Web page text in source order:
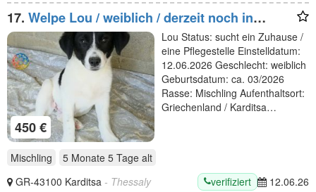
17. Welpe Lou / weiblich / derzeit noch in
Griechenland
450 €
Lou Status: sucht ein Zuhause /
eine Pflegestelle Einstelldatum:
12.06.2026 Geschlecht: weiblich
Geburtsdatum: ca. 03/2026
Rasse: Mischling Aufenthaltsort:
Griechenland / Karditsa…
Mischling 5 Monate 5 Tage alt
GR-43100 Karditsa - Thessaly verifiziert 12.06.26